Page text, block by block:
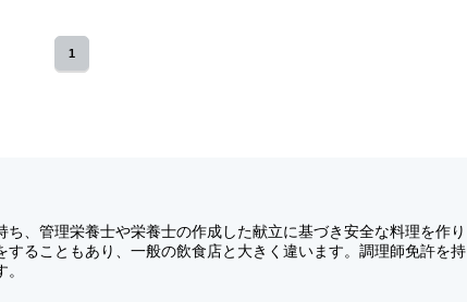
1
、管理栄養士や栄養士の作成した献立に基づき安全な料理を作り
ることもあり、一般の飲食店と大きく違います。調理師免許を持